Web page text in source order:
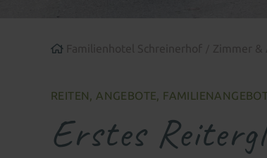
REITEN, ANGEBOTE,
Erstes